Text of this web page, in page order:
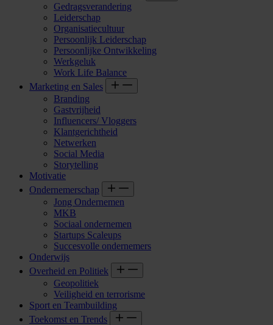
Gedragsverandering
Leiderschap
Organisatiecultuur
Persoonlijk Leiderschap
Persoonlijke Ontwikkeling
Werkgeluk
Work Life Balance
Marketing en Sales
Branding
Gastvrijheid
Influencers/ Vloggers
Klantgerichtheid
Netwerken
Social Media
Storytelling
Motivatie
Ondernemerschap
Jong Ondernemen
MKB
Sociaal ondernemen
Startups Scaleups
Succesvolle ondernemers
Onderwijs
Overheid en Politiek
Geopolitiek
Veiligheid en terrorisme
Sport en Teambuilding
Toekomst en Trends